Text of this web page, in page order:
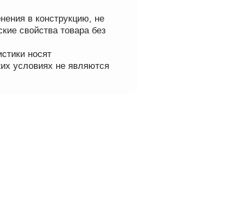
в конструкцию, не
свойства товара без
носят
условиях не являются